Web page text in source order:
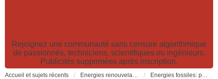
Rejoignez une communauté sans censure algorithmique
de passionnés, techniciens, scientifiques ou ingénieurs.
Publicités supprimées après inscription.
Accueil et sujets récents Energies renouvelables et fossiles, énergie solaire, biocarburants et changement climatique Energies fossiles: pétrole, gaz, charbon et électricité nucléaire (fission et fusion)